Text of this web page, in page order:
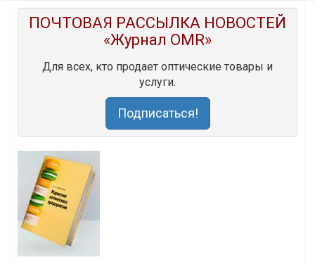
ПОЧТОВАЯ РАССЫЛКА НОВОСТЕЙ
«Журнал OMR»
Для всех, кто продает оптические товары и
услуги.
Подписаться!